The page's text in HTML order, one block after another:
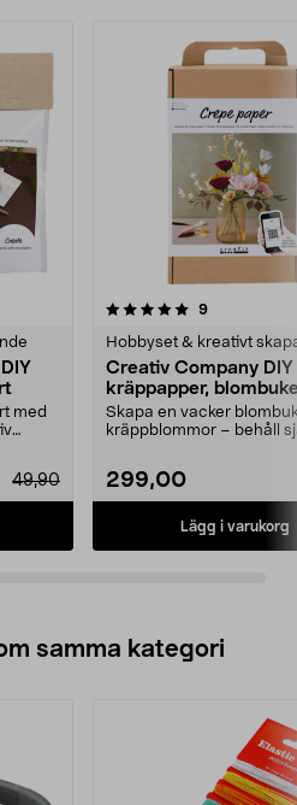
med
49,90
9recensioner
Hobbyset & kreativt
Creativ Company
kräppapper,
Skapa en vacker
kräppblommor – behåll
299,00
Lägg i varukorg
4.5av 5 stjärnor
samma kategori